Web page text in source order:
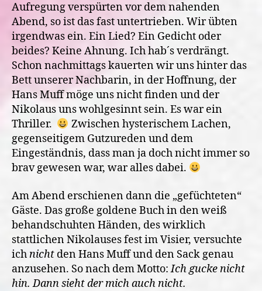
Aufregung verspürten vor dem nahenden
Abend, so ist das fast untertrieben. Wir übten
irgendwas ein. Ein Lied? Ein Gedicht oder
beides? Keine Ahnung. Ich hab´s verdrängt.
Schon nachmittags kauerten wir uns hinter das
Bett unserer Nachbarin, in der Hoffnung, der
Hans Muff möge uns nicht finden und der
Nikolaus uns wohlgesinnt sein. Es war ein
Thriller.
Zwischen hysterischem Lachen,
gegenseitigem Gutzureden und dem
Eingeständnis, dass man ja doch nicht immer so
brav gewesen war, war alles dabei.
Am Abend erschienen dann die „gefüchteten“
Gäste. Das große goldene Buch in den weiß
behandschuhten Händen, des wirklich
stattlichen Nikolauses fest im Visier, versuchte
ichnicht den Hans Muff und den Sack genau
anzusehen. So nach dem Motto:Ich gucke nicht
hin. Dann sieht der mich auch nicht.